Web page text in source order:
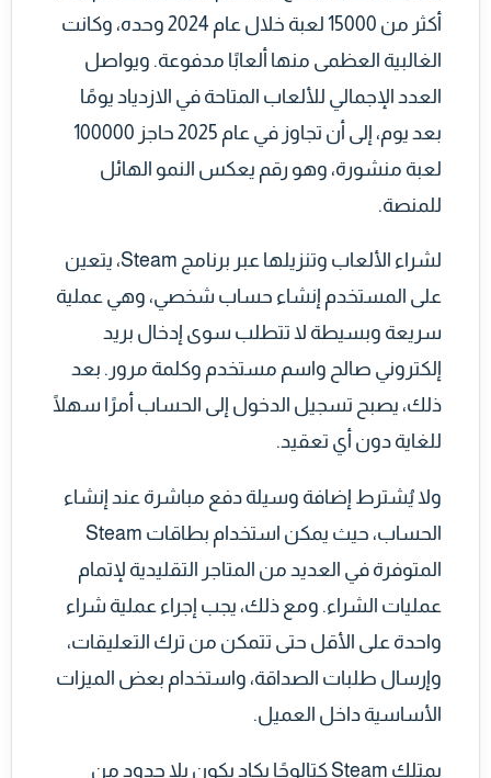
أكثر من 15000 لعبة خلال عام 2024 وحده، وكانت
الغالبية العظمى منها ألعابًا مدفوعة. ويواصل
العدد الإجمالي للألعاب المتاحة في الازدياد يومًا
بعد يوم، إلى أن تجاوز في عام 2025 حاجز 100000
لعبة منشورة، وهو رقم يعكس النمو الهائل
للمنصة.
لشراء الألعاب وتنزيلها عبر برنامج Steam، يتعين
على المستخدم إنشاء حساب شخصي، وهي عملية
سريعة وبسيطة لا تتطلب سوى إدخال بريد
إلكتروني صالح واسم مستخدم وكلمة مرور. بعد
ذلك، يصبح تسجيل الدخول إلى الحساب أمرًا سهلًا
للغاية دون أي تعقيد.
ولا يُشترط إضافة وسيلة دفع مباشرة عند إنشاء
الحساب، حيث يمكن استخدام بطاقات Steam
المتوفرة في العديد من المتاجر التقليدية لإتمام
عمليات الشراء. ومع ذلك، يجب إجراء عملية شراء
واحدة على الأقل حتى تتمكن من ترك التعليقات،
وإرسال طلبات الصداقة، واستخدام بعض الميزات
الأساسية داخل العميل.
يمتلك Steam كتالوجًا يكاد يكون بلا حدود من